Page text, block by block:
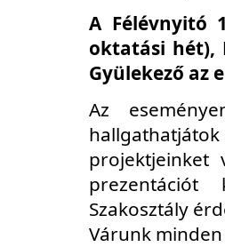
A Félévnyitó
oktatási hét),
Gyülekező az
Az
Szakosztály
Várunk